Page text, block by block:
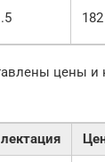
182
цены и